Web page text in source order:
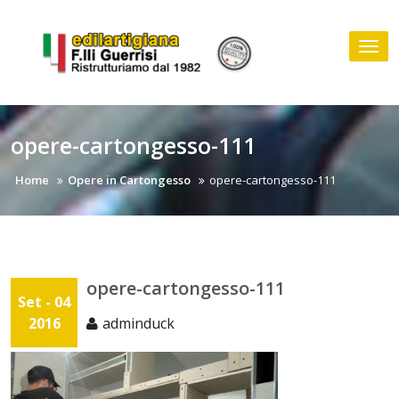
content
opere-cartongesso-111
Home Opere in Cartongesso opere-cartongesso-111
Set - 04
2016
opere-cartongesso-111
adminduck